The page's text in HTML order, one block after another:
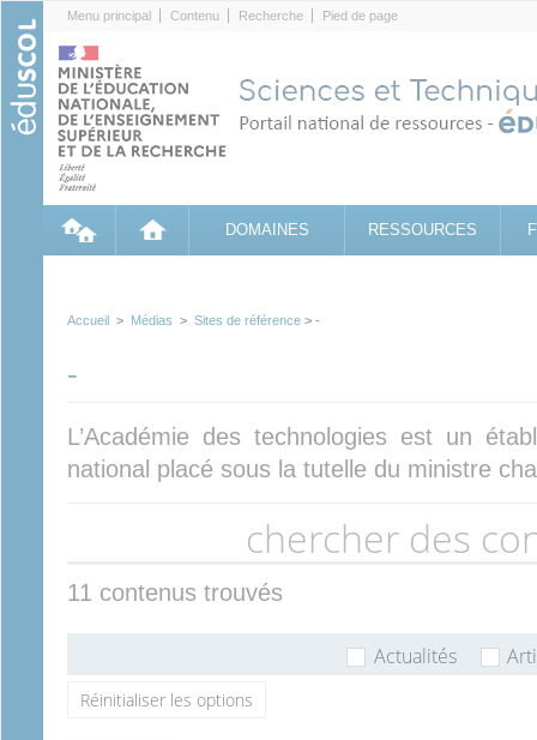
Menu principal Contenu Recherche Pied de page
DOMAINES RESSOURCES
Accueil > Médias > Sites de référence > -
-
L’Académie des technologies est un
national placé sous la tutelle du ministre
11 contenus trouvés
Actualités